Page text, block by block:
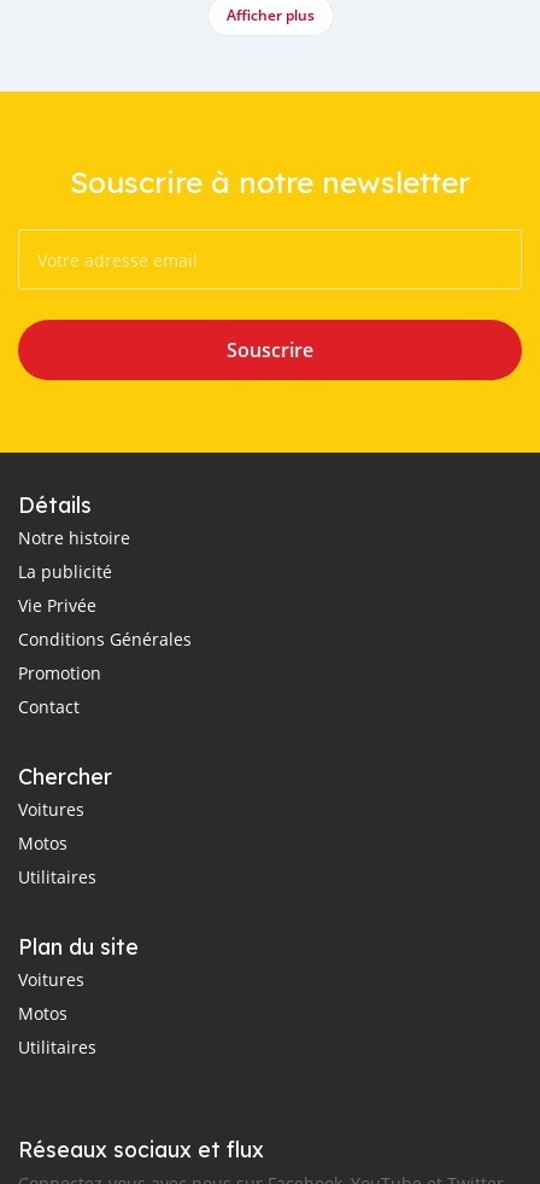
Afficher plus
Souscrire à notre newsletter
Souscrire
Détails
Notre histoire
La publicité
Vie Privée
Conditions Générales
Promotion
Contact
Chercher
Voitures
Motos
Utilitaires
Plan du site
Voitures
Motos
Utilitaires
Réseaux sociaux et flux